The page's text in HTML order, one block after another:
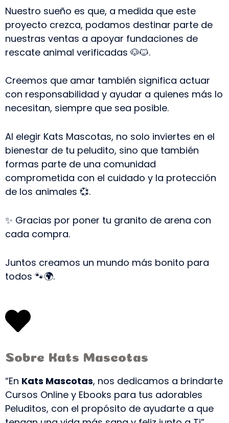
Nuestro sueño es que, a medida que este
proyecto crezca, podamos destinar parte de
nuestras ventas a apoyar fundaciones de
rescate animal verificadas 🐶🐱.
Creemos que amar también significa actuar
con responsabilidad y ayudar a quienes más lo
necesitan, siempre que sea posible.
Al elegir Kats Mascotas, no solo inviertes en el
bienestar de tu peludito, sino que también
formas parte de una comunidad
comprometida con el cuidado y la protección
de los animales 💞.
✨ Gracias por poner tu granito de arena con
cada compra.
Juntos creamos un mundo más bonito para
todos 🐾🌍.
Sobre Kats Mascotas
“En Kats Mascotas, nos dedicamos a brindarte
Cursos Online y Ebooks para tus adorables
Peluditos, con el propósito de ayudarte a que